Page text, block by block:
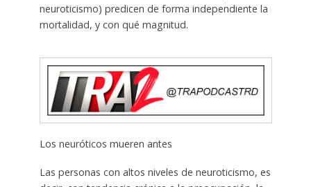
neuroticismo) predicen de forma independiente la
mortalidad, y con qué magnitud.
Los neuróticos mueren antes
Las personas con altos niveles de neuroticismo, es